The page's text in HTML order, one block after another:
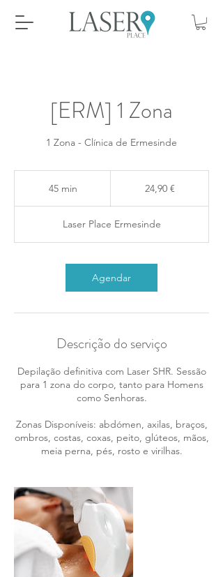
[ERM] 1 Zona
1 Zona - Clínica de Ermesinde
45 min
i
n
24,90 €
Laser Place Ermesinde
Agendar
Descrição do serviço
Depilação definitiva com Laser SHR. Sessão
para 1 zona do corpo, tanto para Homens
como Senhoras.
Zonas Disponíveis: abdómen, axilas, braços,
ombros, costas, coxas, peito, glúteos, mãos,
meia perna, pés, rosto e virilhas.